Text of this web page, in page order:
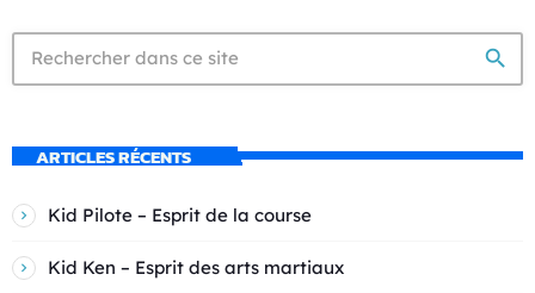
search
ARTICLES RÉCENTS
Kid Pilote – Esprit de la course
Kid Ken – Esprit des arts martiaux